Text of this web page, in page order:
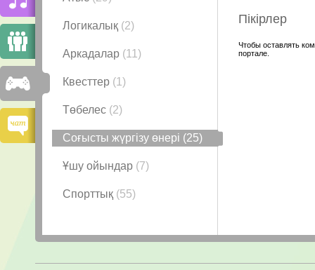
Логикалық (2)
Аркадалар (11)
Квесттер (1)
Төбелес (2)
Соғысты жүргізу өнері (25)
Ұшу ойындар (7)
Спорттық (55)
Пікірлер
Чтобы оставлять
портале.